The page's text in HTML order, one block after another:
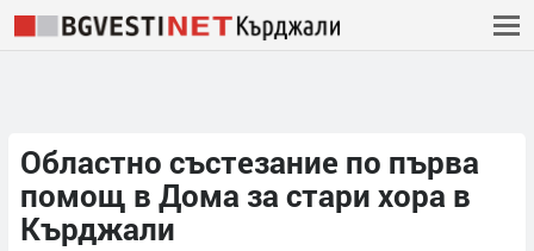
Областно състезание по първа
помощ в Дома за стари хора в
Кърджали